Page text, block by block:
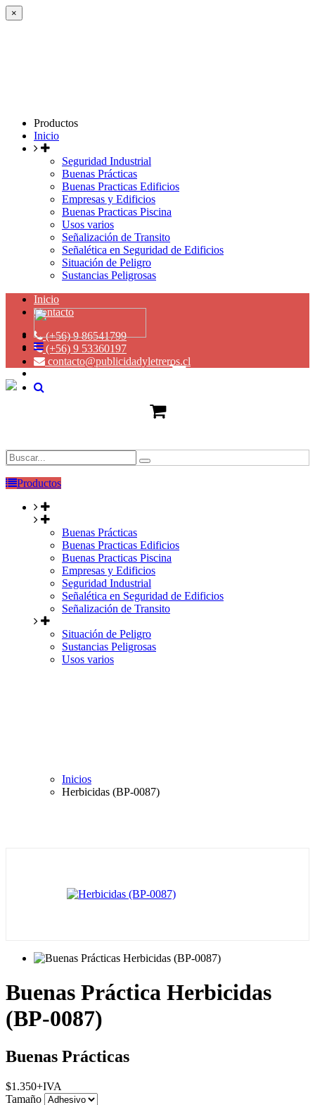
×
Productos
Inicio
Seguridad Industrial
Buenas Prácticas
Buenas Practicas Edificios
Empresas y Edificios
Buenas Practicas Piscina
Usos varios
Señalización de Transito
Señalética en Seguridad de Edificios
Situación de Peligro
Sustancias Peligrosas
Inicio
Contacto
(+56) 9 86541799
(+56) 9 53360197
contacto@publicidadyletreros.cl
Productos
Buenas Prácticas
Buenas Practicas Edificios
Buenas Practicas Piscina
Empresas y Edificios
Seguridad Industrial
Señalética en Seguridad de Edificios
Señalización de Transito
Situación de Peligro
Sustancias Peligrosas
Usos varios
Inicios
Herbicidas (BP-0087)
Buenas Práctica Herbicidas
(BP-0087)
Buenas Prácticas
$1.350+IVA
Tamaño